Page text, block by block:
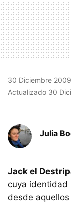
30 Diciembre 2009
Actualizado 30
Julia
Jack el
cuya identidad
desde